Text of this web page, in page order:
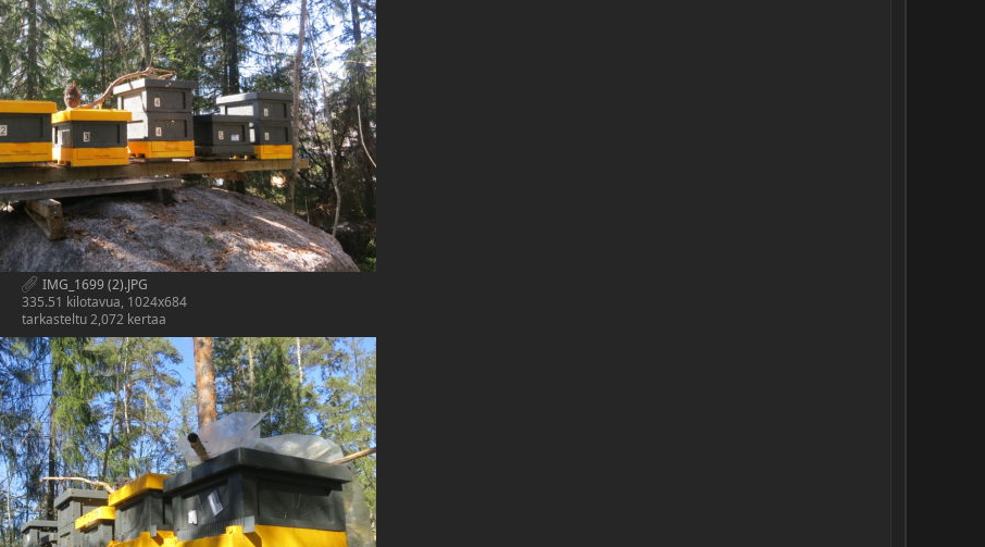
IMG_1699 (2).JPG
335.51 kilotavua, 1024x684
tarkasteltu 2,072 kertaa